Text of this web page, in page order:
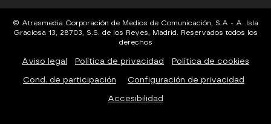
© Atresmedia Corporación de Medios de Comunicación, S.A - A. Isla
Graciosa 13, 28703, S.S. de los Reyes, Madrid. Reservados todos los
derechos
Aviso legal Política de privacidad Política de cookies
Cond. de participación Configuración de privacidad
Accesibilidad